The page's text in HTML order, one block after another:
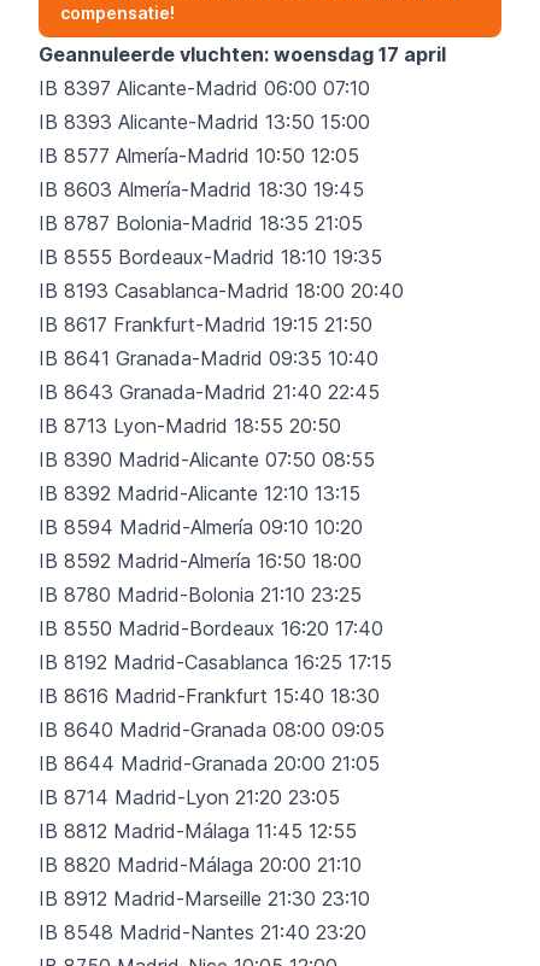
compensatie!
Geannuleerde vluchten: woensdag 17 april
IB 8397 Alicante-Madrid 06:00 07:10
IB 8393 Alicante-Madrid 13:50 15:00
IB 8577 Almería-Madrid 10:50 12:05
IB 8603 Almería-Madrid 18:30 19:45
IB 8787 Bolonia-Madrid 18:35 21:05
IB 8555 Bordeaux-Madrid 18:10 19:35
IB 8193 Casablanca-Madrid 18:00 20:40
IB 8617 Frankfurt-Madrid 19:15 21:50
IB 8641 Granada-Madrid 09:35 10:40
IB 8643 Granada-Madrid 21:40 22:45
IB 8713 Lyon-Madrid 18:55 20:50
IB 8390 Madrid-Alicante 07:50 08:55
IB 8392 Madrid-Alicante 12:10 13:15
IB 8594 Madrid-Almería 09:10 10:20
IB 8592 Madrid-Almería 16:50 18:00
IB 8780 Madrid-Bolonia 21:10 23:25
IB 8550 Madrid-Bordeaux 16:20 17:40
IB 8192 Madrid-Casablanca 16:25 17:15
IB 8616 Madrid-Frankfurt 15:40 18:30
IB 8640 Madrid-Granada 08:00 09:05
IB 8644 Madrid-Granada 20:00 21:05
IB 8714 Madrid-Lyon 21:20 23:05
IB 8812 Madrid-Málaga 11:45 12:55
IB 8820 Madrid-Málaga 20:00 21:10
IB 8912 Madrid-Marseille 21:30 23:10
IB 8548 Madrid-Nantes 21:40 23:20